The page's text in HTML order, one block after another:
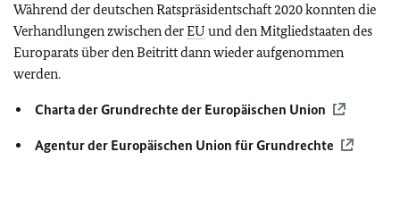
Während der deutschen Ratspräsidentschaft 2020 konnten die
Verhandlungen zwischen derEU und den Mitgliedstaaten des
Europarats über den Beitritt dann wieder aufgenommen
werden.
Charta der Grundrechte der Europäischen Union
Agentur der Europäischen Union für Grundrechte